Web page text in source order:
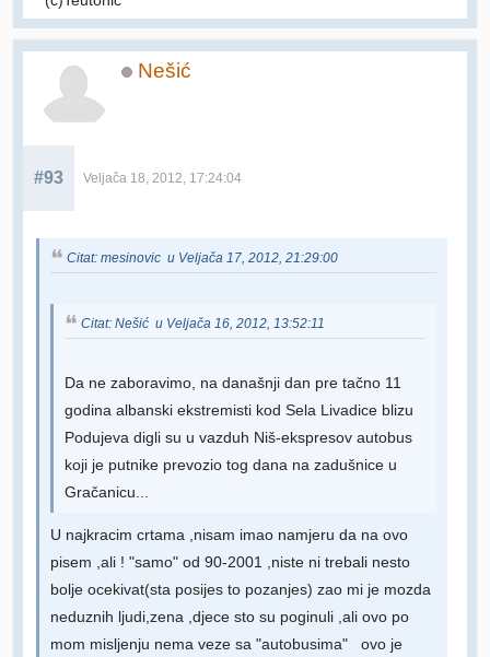
Nešić
#93 Veljača 18, 2012, 17:24:04
Citat: mesinovic u Veljača 17, 2012, 21:29:00
Citat: Nešić u Veljača 16, 2012, 13:52:11
Da ne zaboravimo, na današnji dan pre tačno 11
godina albanski ekstremisti kod Sela Livadice blizu
Podujeva digli su u vazduh Niš-ekspresov autobus
koji je putnike prevozio tog dana na zadušnice u
Gračanicu...
U najkracim crtama ,nisam imao namjeru da na ovo
pisem ,ali ! "samo" od 90-2001 ,niste ni trebali nesto
bolje ocekivat(sta posijes to pozanjes) zao mi je mozda
neduznih ljudi,zena ,djece sto su poginuli ,ali ovo po
mom misljenju nema veze sa "autobusima" ovo je